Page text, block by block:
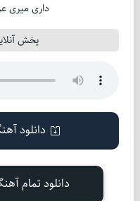
داری میری
پخش
دانلود
دانلود تمام